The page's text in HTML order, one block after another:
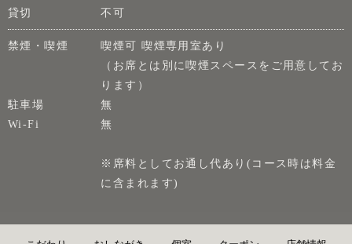
貸切
不可
禁煙・喫煙
喫煙可 喫煙専用室あり
（お席とは別に喫煙スペースをご用意してお
ります）
駐車場
無
Wi-Fi
無
※席料としてお通し代あり(コース時は料金
に含まれます)